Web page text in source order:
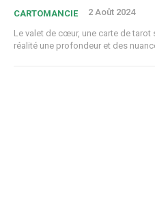
CARTOMANCIE 2 Août 2024
Le valet de cœur, une carte de
réalité une profondeur et des